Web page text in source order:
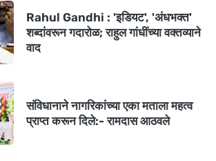
Rahul Gandhi : 'इडियट', 'अंधभक्त'
शब्दांवरून गदारोळ; राहुल गांधींच्या वक्तव्याने
वाद
संविधानाने नागरिकांच्या एका मताला महत्व
प्राप्त करून दिले:- रामदास आठवले